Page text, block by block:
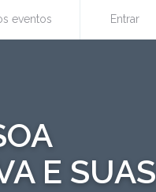
eventos Entrar
E SUAS